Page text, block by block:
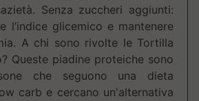
Senza zuccheri aggiunti:
l’indice glicemico e mantenere
A chi sono rivolte le Tortilla
Queste piadine proteiche sono
che seguono una dieta
carb e cercano un'alternativa